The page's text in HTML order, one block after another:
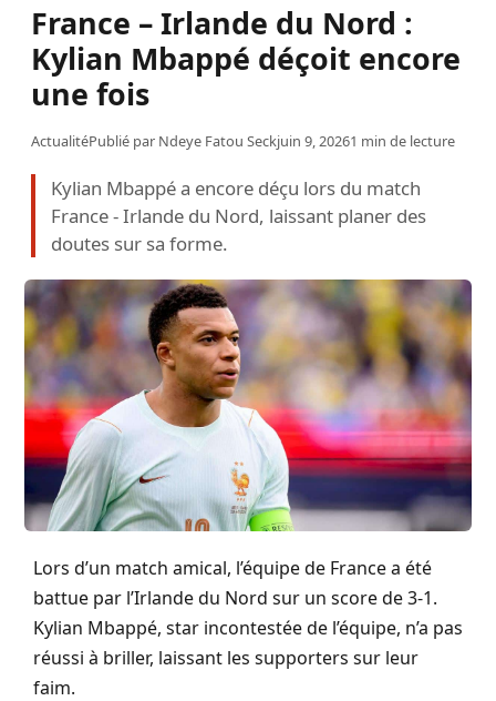
France – Irlande du Nord :
Kylian Mbappé déçoit encore
une fois
ActualitéPublié par Ndeye Fatou Seckjuin 9, 20261 min de lecture
Kylian Mbappé a encore déçu lors du match
France - Irlande du Nord, laissant planer des
doutes sur sa forme.
Lors d’un match amical, l’équipe de France a été
battue par l’Irlande du Nord sur un score de 3-1.
Kylian Mbappé, star incontestée de l’équipe, n’a pas
réussi à briller, laissant les supporters sur leur
faim.